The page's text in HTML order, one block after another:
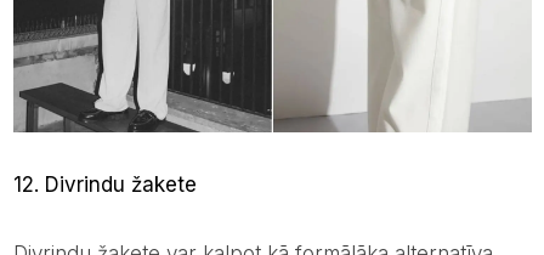
12. Divrindu žakete